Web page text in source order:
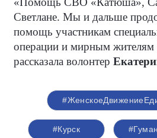
Светлане. Мы и дальше
помощь участникам
операции и мирным жителям
рассказала волонтер
#Курск